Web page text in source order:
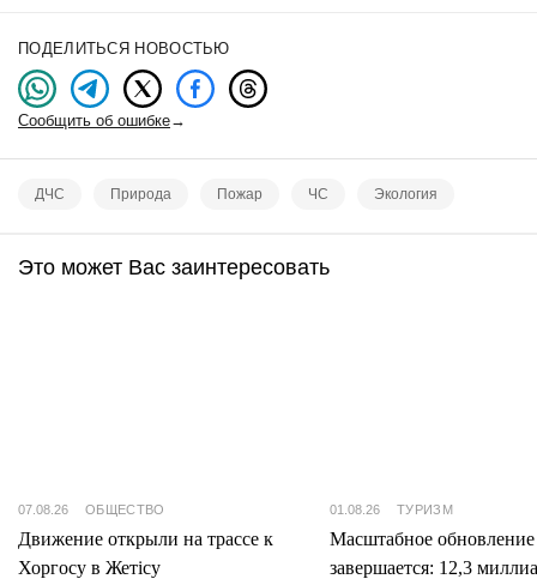
ПОДЕЛИТЬСЯ НОВОСТЬЮ
Сообщить об ошибке→
ДЧС Природа Пожар ЧС Экология
Это может Вас заинтересовать
07.08.26 ОБЩЕСТВО
Движение открыли на трассе к
Хоргосу в Жетісу
01.08.26 ТУРИЗМ
Масштабное
завершается: 12,3